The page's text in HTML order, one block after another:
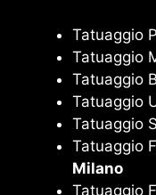
Tatuaggio
Tatuaggio
Tatuaggio
Tatuaggio
Tatuaggio
Tatuaggio
Milano
Tatuaggio